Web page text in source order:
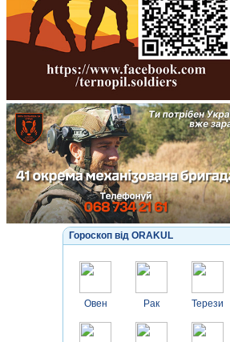
Гороскоп від ORAKUL
Овен Рак Терези